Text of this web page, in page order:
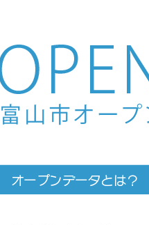
Skip to main content